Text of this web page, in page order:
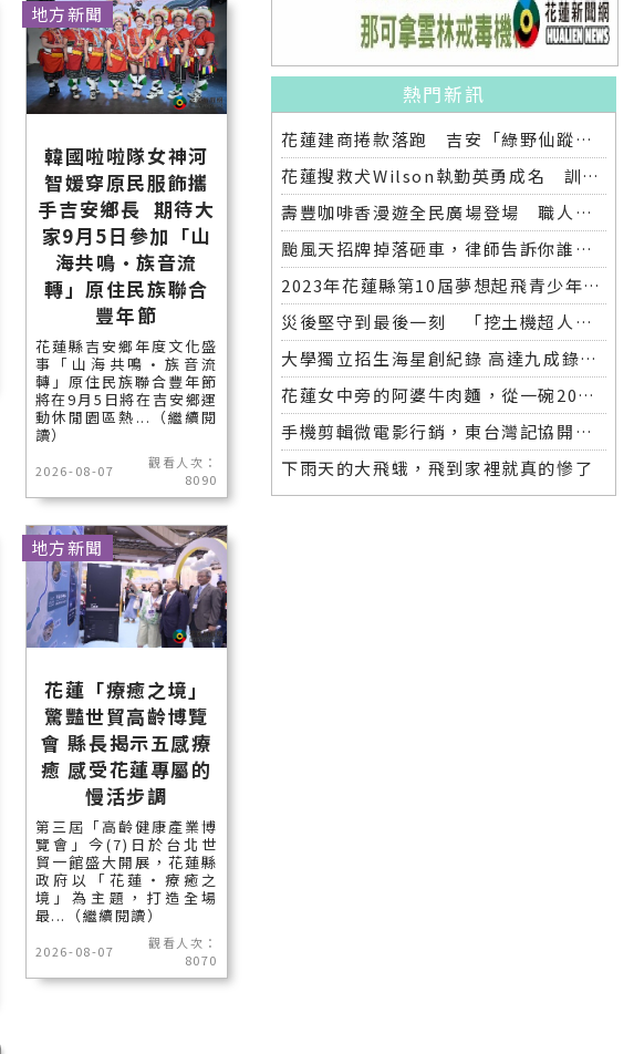
韓國啦啦隊女神河
智媛穿原民服飾攜
手吉安鄉長 期待大
家9月5日參加「山
海共鳴•族音流
轉」原住民族聯合
豐年節
花蓮縣吉安鄉年度文化盛
事「山海共鳴•族音流
轉」原住民族聯合豐年節
將在9月5日將在吉安鄉運
動休閒園區熱...（繼續閱
讀）
2026-08-07
觀看人次：
8090
地方新聞
花蓮「療癒之境」
驚豔世貿高齡博覽
會 縣長揭示五感療
癒 感受花蓮專屬的
慢活步調
第三屆「高齡健康產業博
覽會」今(7)日於台北世
貿一館盛大開展，花蓮縣
政府以「花蓮‧療癒之
境」為主題，打造全場
最...（繼續閱讀）
2026-08-07
觀看人次：
8070
地方新聞
熱門新訊
花蓮建商捲款落跑 吉安「綠野仙蹤」整棟2.6億將法拍
花蓮搜救犬Wilson執勤英勇成名 訓練意外墜落離世 消防局將為其立碑追思
壽豐咖啡香漫遊全民廣場登場 職人市集手作體驗品味慢活氛圍
颱風天招牌掉落砸車，律師告訴你誰該賠償
2023年花蓮縣第10屆夢想起飛青少年發明展 自強國中拿下第一名與第二名
災後堅守到最後一刻 「挖土機超人」因感染離世
大學獨立招生海星創紀錄 高達九成錄取國立大學 東華大學錄取21人 歷年最多
花蓮女中旁的阿婆牛肉麵，從一碗20元的牛肉湯開始到40年不變的人情味
手機剪輯微電影行銷，東台灣記協開班授課獲好評
下雨天的大飛蛾，飛到家裡就真的慘了